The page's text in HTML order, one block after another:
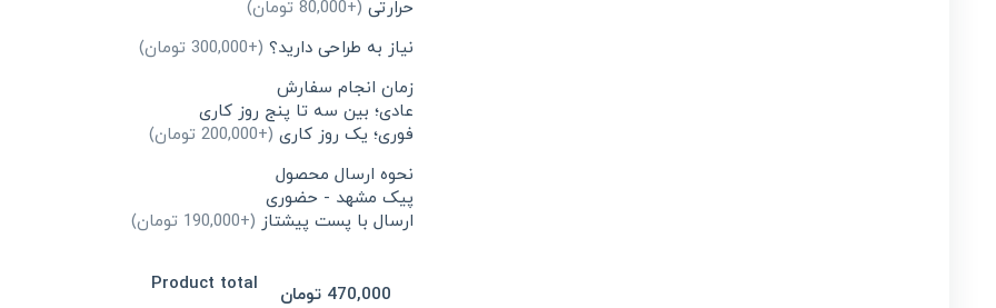
حرارتی (+80,000 تومان)
نیاز به طراحی دارید؟ (+300,000 تومان)
زمان انجام سفارش
عادی؛ بین سه تا پنج روز کاری
فوری؛ یک روز کاری (+200,000 تومان)
نحوه ارسال محصول
پیک مشهد - حضوری
ارسال با پست پیشتاز (+190,000 تومان)
Product total
470,000 تومان